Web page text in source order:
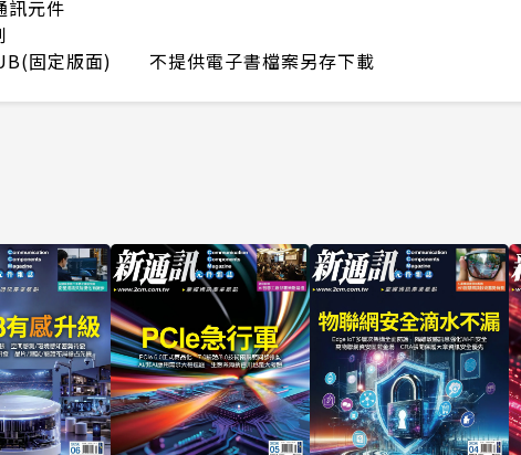
訊元件
固定版面) 不提供電子書檔案另存下載